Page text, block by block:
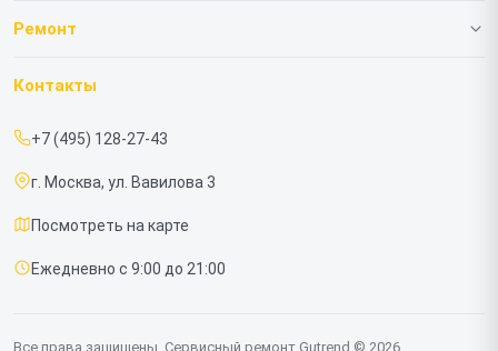
О нашем сервисе
Срочный ремонт
Доставка и способы оплаты
Диагностика
Контакты
Ремонт
Роботов-пылесосов
Контакты
+7 (495) 128-27-43
г. Москва, ул. Вавилова 3
Посмотреть на карте
Ежедневно с 9:00 до 21:00
Все права защищены. Сервисный ремонт Gutrend © 2026